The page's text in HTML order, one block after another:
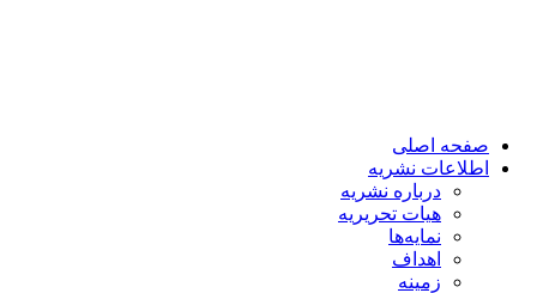
صفحه اصلی
اطلاعات نشریه
درباره نشریه
هیات تحریریه
نمایه‌ها
اهداف
زمینه